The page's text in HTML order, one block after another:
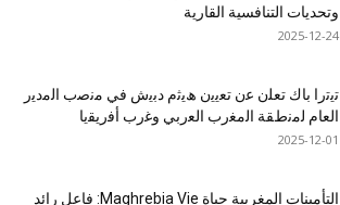
وتحديات التنافسية القارية
2025-12-24
ﺗﯾﺗرا ﺑﺎك ﺗﻌﻠن ﻋن ﺗﻌﯾﯾن ھﯾﺛم دﺑﯾش ﻓﻲ ﻣﻧﺻب اﻟﻣدﯾر
اﻟﻌﺎم ﻟﻣﻧطﻘﺔ اﻟﻣﻐرب اﻟﻌرﺑﻲ وﻏرب أﻓرﯾﻘﯾﺎ
2025-12-01
التأمينات المغربية حياة Maghrebia Vie: فاعل رائد